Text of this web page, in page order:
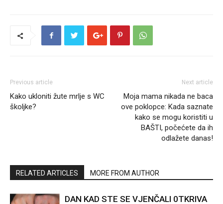
Previous article
Kako ukloniti žute mrlje s WC
školjke?
Next article
Moja mama nikada ne baca
ove poklopce: Kada saznate
kako se mogu koristiti u
BAŠTI, počećete da ih
odlažete danas!
RELATED ARTICLES MORE FROM AUTHOR
DAN KAD STE SE VJENČALI 0TKRIVA